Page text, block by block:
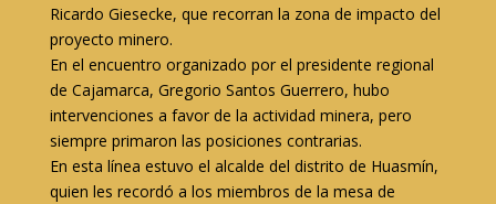
Ricardo Giesecke, que recorran la zona de impacto del
proyecto minero.
En el encuentro organizado por el presidente regional
de Cajamarca, Gregorio Santos Guerrero, hubo
intervenciones a favor de la actividad minera, pero
siempre primaron las posiciones contrarias.
En esta línea estuvo el alcalde del distrito de Huasmín,
quien les recordó a los miembros de la mesa de